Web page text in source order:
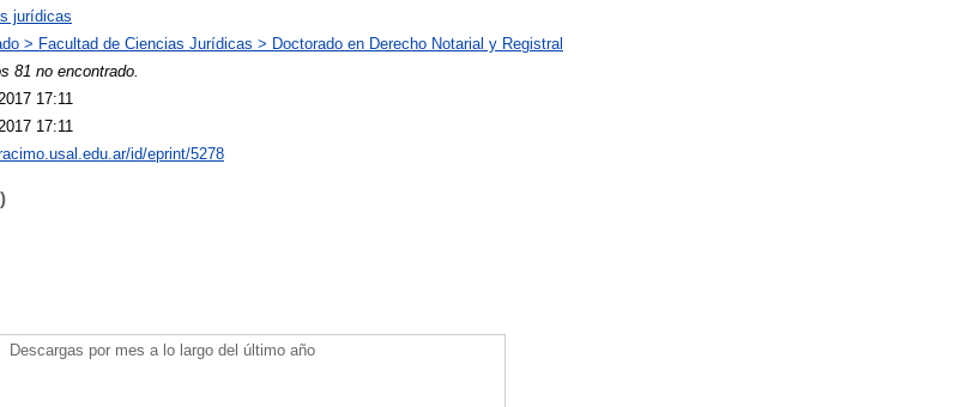
jurídicas
> Facultad de Ciencias Jurídicas > Doctorado en Derecho Notarial y Registral
81 no encontrado.
17:11
17:11
id/eprint/5278
Descargas por mes a lo largo del último año